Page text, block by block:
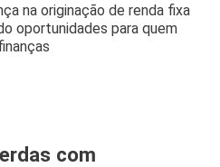
na originação de renda fixa
oportunidades para quem
com